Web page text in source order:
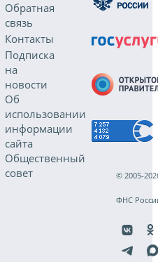
Обратная
связь
Контакты
Подписка
на
новости
Об
использовании
информации
сайта
Общественный
совет
© 2005-
ФНС